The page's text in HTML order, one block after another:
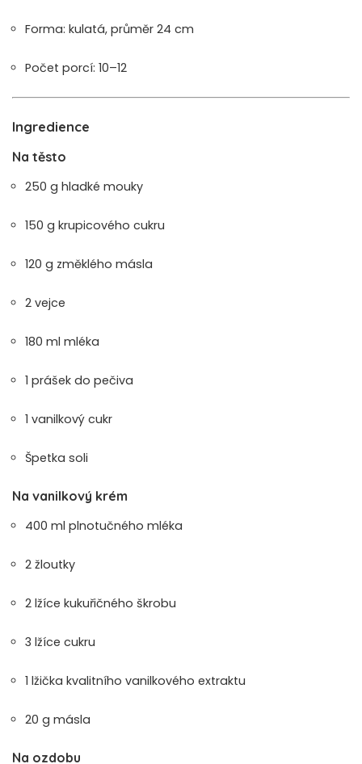
Forma: kulatá, průměr 24 cm
Počet porcí: 10–12
Ingredience
Na těsto
250 g hladké mouky
150 g krupicového cukru
120 g změklého másla
2 vejce
180 ml mléka
1 prášek do pečiva
1 vanilkový cukr
Špetka soli
Na vanilkový krém
400 ml plnotučného mléka
2 žloutky
2 lžíce kukuřičného škrobu
3 lžíce cukru
1 lžička kvalitního vanilkového extraktu
20 g másla
Na ozdobu